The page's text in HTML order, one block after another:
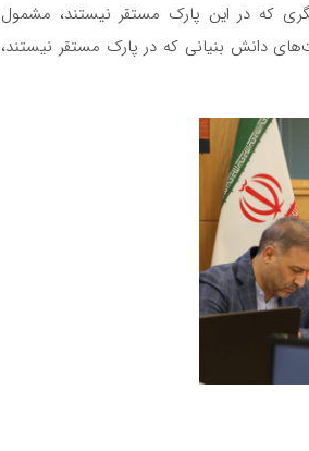
که در این پارک مستقر نیستند، مشمول
دانش بنیانی که در پارک مستقر نیستند،